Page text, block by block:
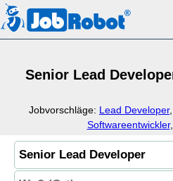
Senior Lead
Jobvorschläge: Lead Developer,
Softwareentwickler,